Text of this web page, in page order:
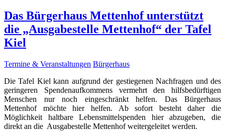
Das Bürgerhaus Mettenhof unterstützt
die „Ausgabestelle Mettenhof“ der Tafel
Kiel
Termine & Veranstaltungen Bürgerhaus
Die Tafel Kiel kann aufgrund der gestiegenen Nachfragen und des
geringeren Spendenaufkommens vermehrt den hilfsbedürftigen
Menschen nur noch eingeschränkt helfen. Das Bürgerhaus
Mettenhof möchte hier helfen. Ab sofort besteht daher die
Möglichkeit haltbare Lebensmittelspenden hier abzugeben, die
direkt an die Ausgabestelle Mettenhof weitergeleitet werden.